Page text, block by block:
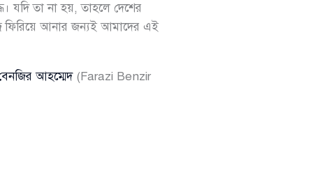
যদি তা না হয়, তাহলে দেশের
ফিরিয়ে আনার জন্যই আমাদের এই
আহম্মেদ(Farazi Benzir